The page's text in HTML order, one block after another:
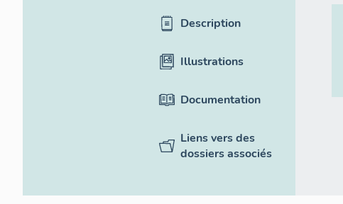
Description
Illustrations
Documentation
Liens vers des
dossiers associés